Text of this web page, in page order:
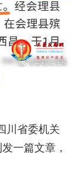
省委机关
一篇文章，